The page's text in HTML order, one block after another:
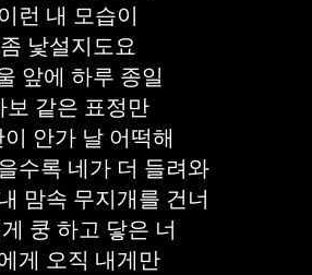
이런 내 모습이
좀 낯설지도요
앞에 하루 종일
보 같은 표정만
이 안가 날 어떡해
수록 네가 더 들려와
맘속 무지개를 건너
쿵 하고 닿은 너
게 오직 내게만